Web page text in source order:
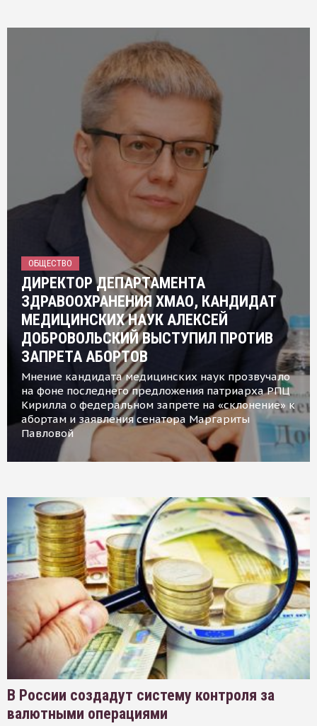
ОБЩЕСТВО
ДИРЕКТОР ДЕПАРТАМЕНТА
ЗДРАВООХРАНЕНИЯ ХМАО, КАНДИДАТ
МЕДИЦИНСКИХ НАУК АЛЕКСЕЙ
ДОБРОВОЛЬСКИЙ ВЫСТУПИЛ ПРОТИВ
ЗАПРЕТА АБОРТОВ
Мнение кандидата медицинских наук прозвучало
на фоне последнего предложения патриарха РПЦ
Кирилла о федеральном запрете на «склонение» к
абортам и заявления сенатора Маргариты
Павловой
В России создадут систему контроля за
валютными операциями